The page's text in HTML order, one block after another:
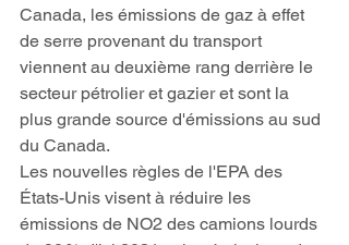
Canada, les émissions de gaz à effet
de serre provenant du transport
viennent au deuxième rang derrière le
secteur pétrolier et gazier et sont la
plus grande source d'émissions au sud
du Canada.
Les nouvelles règles de l'EPA des
États-Unis visent à réduire les
émissions de NO2 des camions lourds